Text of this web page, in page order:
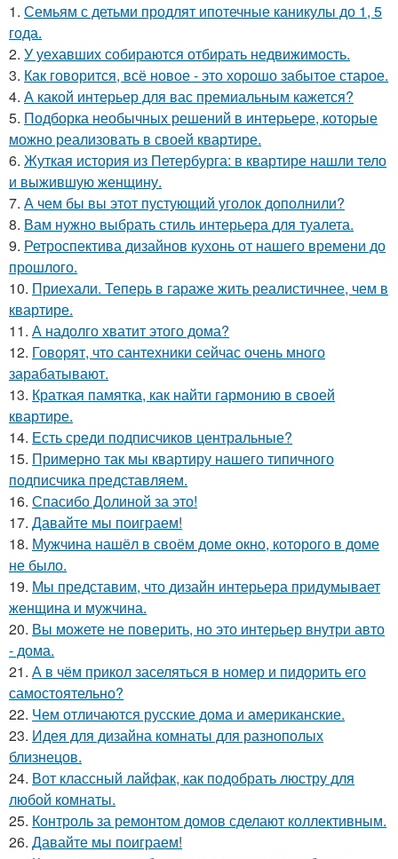
1. Семьям с детьми продлят ипотечные каникулы до 1, 5
года.
2. У уехавших собираются отбирать недвижимость.
3. Как говорится, всё новое - это хорошо забытое старое.
4. А какой интерьер для вас премиальным кажется?
5. Подборка необычных решений в интерьере, которые
можно реализовать в своей квартире.
6. Жуткая история из Петербурга: в квартире нашли тело
и выжившую женщину.
7. А чем бы вы этот пустующий уголок дополнили?
8. Вам нужно выбрать стиль интерьера для туалета.
9. Ретроспектива дизайнов кухонь от нашего времени до
прошлого.
10. Приехали. Теперь в гараже жить реалистичнее, чем в
квартире.
11. А надолго хватит этого дома?
12. Говорят, что сантехники сейчас очень много
зарабатывают.
13. Краткая памятка, как найти гармонию в своей
квартире.
14. Есть среди подписчиков центральные?
15. Примерно так мы квартиру нашего типичного
подписчика представляем.
16. Спасибо Долиной за это!
17. Давайте мы поиграем!
18. Мужчина нашёл в своём доме окно, которого в доме
не было.
19. Мы представим, что дизайн интерьера придумывает
женщина и мужчина.
20. Вы можете не поверить, но это интерьер внутри авто
- дома.
21. А в чём прикол заселяться в номер и пидорить его
самостоятельно?
22. Чем отличаются русские дома и американские.
23. Идея для дизайна комнаты для разнополых
близнецов.
24. Вот классный лайфак, как подобрать люстру для
любой комнаты.
25. Контроль за ремонтом домов сделают коллективным.
26. Давайте мы поиграем!